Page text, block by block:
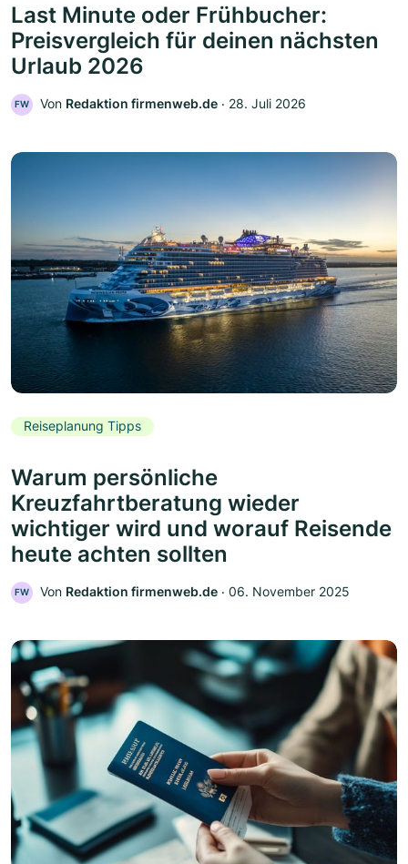
Last Minute oder Frühbucher:
Preisvergleich für deinen nächsten
Urlaub 2026
FW Von Redaktion firmenweb.de ‧ 28. Juli 2026
Reiseplanung Tipps
Warum persönliche
Kreuzfahrtberatung wieder
wichtiger wird und worauf Reisende
heute achten sollten
FW Von Redaktion firmenweb.de ‧ 06. November 2025